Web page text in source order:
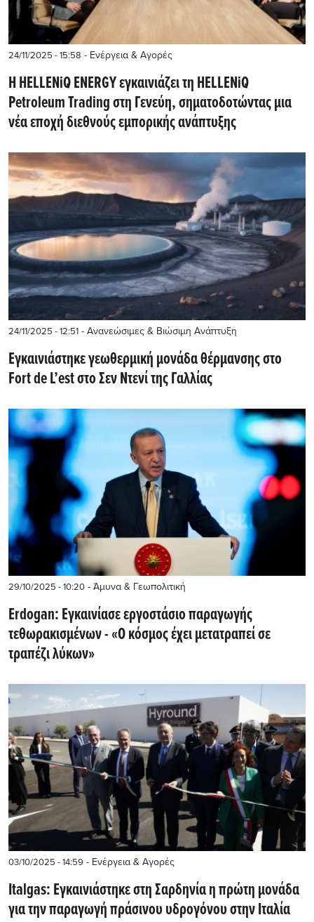
24/11/2025 - 15:58 - Ενέργεια & Αγορές
Η HELLENiQ ENERGY εγκαινιάζει τη HELLENiQ
Petroleum Trading στη Γενεύη, σηματοδοτώντας μια
νέα εποχή διεθνούς εμπορικής ανάπτυξης
24/11/2025 - 12:51 - Ανανεώσιμες & Βιώσιμη Ανάπτυξη
Εγκαινιάστηκε γεωθερμική μονάδα θέρμανσης στο
Fort de L’est στο Σεν Ντενί της Γαλλίας
29/10/2025 - 10:20 - Άμυνα & Γεωπολιτική
Erdogan: Εγκαινίασε εργοστάσιο παραγωγής
τεθωρακισμένων - «Ο κόσμος έχει μετατραπεί σε
τραπέζι λύκων»
03/10/2025 - 14:59 - Ενέργεια & Αγορές
Italgas: Eγκαινιάστηκε στη Σαρδηνία η πρώτη μονάδα
για την παραγωγή πράσινου υδρογόνου στην Ιταλία